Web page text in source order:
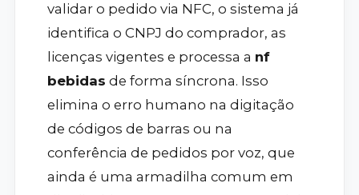
validar o pedido via NFC, o sistema já
identifica o CNPJ do comprador, as
licenças vigentes e processa a nf
bebidas de forma síncrona. Isso
elimina o erro humano na digitação
de códigos de barras ou na
conferência de pedidos por voz, que
ainda é uma armadilha comum em